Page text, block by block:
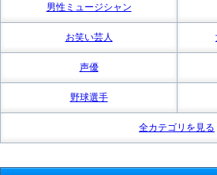
男性ミュージシャン
お笑い芸人
声優
野球選手
全カテゴリを見る